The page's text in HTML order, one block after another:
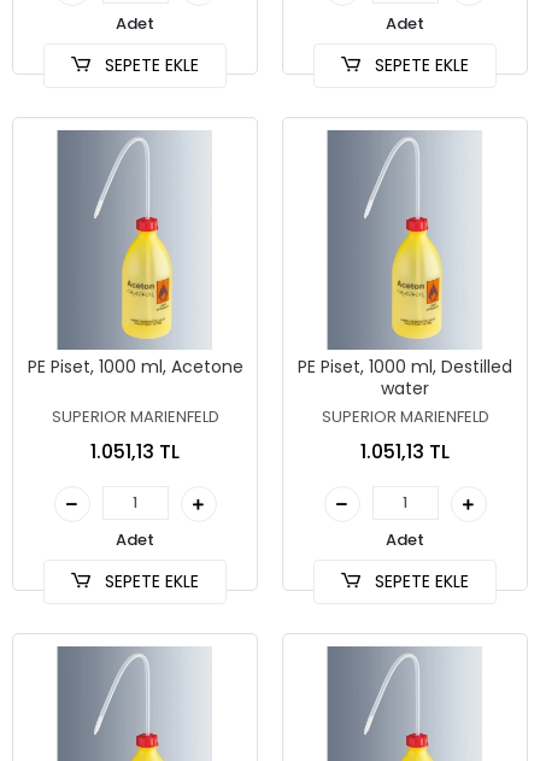
Adet
SEPETE EKLE
Adet
SEPETE EKLE
PE Piset, 1000 ml, Acetone
SUPERIOR MARIENFELD
1.051,13 TL
Adet
SEPETE EKLE
PE Piset, 1000 ml, Destilled
water
SUPERIOR MARIENFELD
1.051,13 TL
Adet
SEPETE EKLE